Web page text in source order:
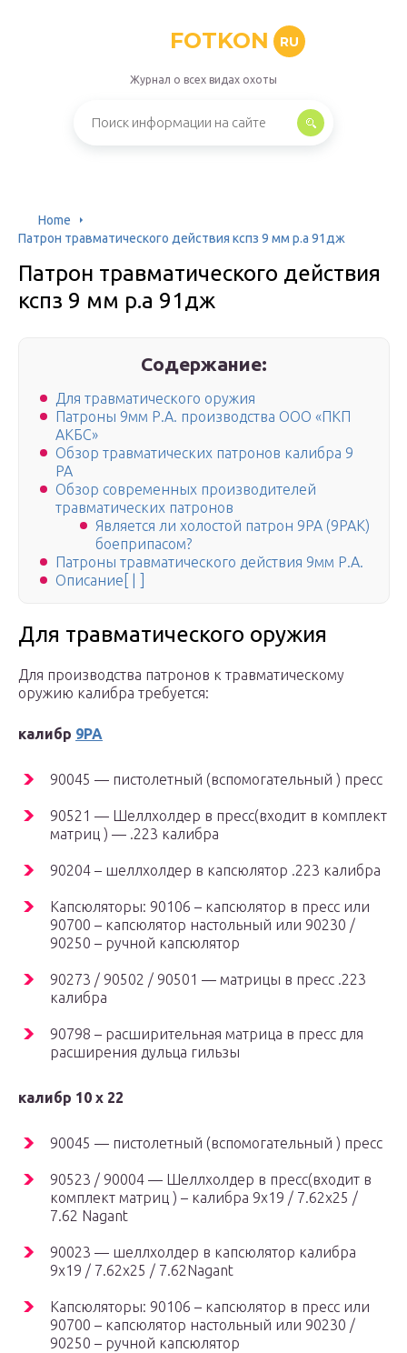
FOTKON RU
Журнал о всех видах охоты
Home
Патрон травматического действия кспз 9 мм р.а 91дж
Патрон травматического действия
кспз 9 мм р.а 91дж
Содержание:
Для травматического оружия
Патроны 9мм Р.А. производства ООО «ПКП
АКБС»
Обзор травматических патронов калибра 9
РА
Обзор современных производителей
травматических патронов
Является ли холостой патрон 9PA (9PAK)
боеприпасом?
Патроны травматического действия 9мм Р.А.
Описание[ | ]
Для травматического оружия
Для производства патронов к травматическому
оружию калибра требуется:
калибр 9РА
90045 — пистолетный (вспомогательный ) пресс
90521 — Шеллхолдер в пресс(входит в комплект
матриц ) — .223 калибра
90204 – шеллхолдер в капсюлятор .223 калибра
Капсюляторы: 90106 – капсюлятор в пресс или
90700 – капсюлятор настольный или 90230 /
90250 – ручной капсюлятор
90273 / 90502 / 90501 — матрицы в пресс .223
калибра
90798 – расширительная матрица в пресс для
расширения дульца гильзы
калибр 10 х 22
90045 — пистолетный (вспомогательный ) пресс
90523 / 90004 — Шеллхолдер в пресс(входит в
комплект матриц ) – калибра 9х19 / 7.62х25 /
7.62 Nagant
90023 — шеллхолдер в капсюлятор калибра
9х19 / 7.62х25 / 7.62Nagant
Капсюляторы: 90106 – капсюлятор в пресс или
90700 – капсюлятор настольный или 90230 /
90250 – ручной капсюлятор